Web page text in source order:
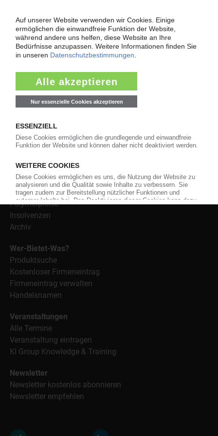
Als einer der Internet-Pioniere der Kunststoffindustrie
versorgt das KunststoffWeb bereits seit 1996 die Fach-
und Führungskräfte der Branche mit täglichen
Nachrichten rund um das Thema "Kunststoffe". Im Fokus
Kunststoffe sowie Märkte, Unternehmen, Produkte,
Material, Anwendungen und Verpackungen.
Weiterhin bietet das KunststoffWeb geeignete
Bezugsquellen für den Einkauf sowie nützlichen Service-
Informationen wie Handelsnamen und Veranstaltungen.
Alle Nachrichten
Branche
Technologie
Polymerpreise
Insolvenzen
Archiv
Wer-Bietet-Was?
Produktsuche
Kostenloser Firmeneintrag
Firmeneintrag verwalten
Handelsnamen
Veranstaltungen
Alle Termine
Veranstaltung eintragen
KI Group Knowledge & Training
Newsletter
Newsletter kostenlos abonnieren
Newsletter empfehlen